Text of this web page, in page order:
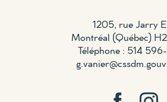
1205, rue Jarry
Montréal (Québec)
Téléphone : 514